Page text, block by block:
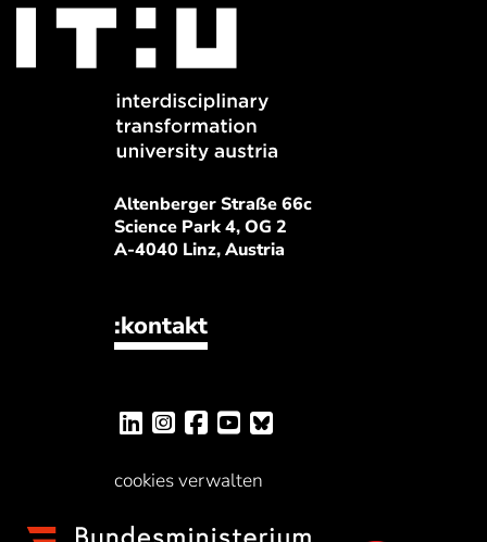
Altenberger Straße 66c
Science Park 4, OG 2
A-4040 Linz, Austria
:kontakt
cookies verwalten